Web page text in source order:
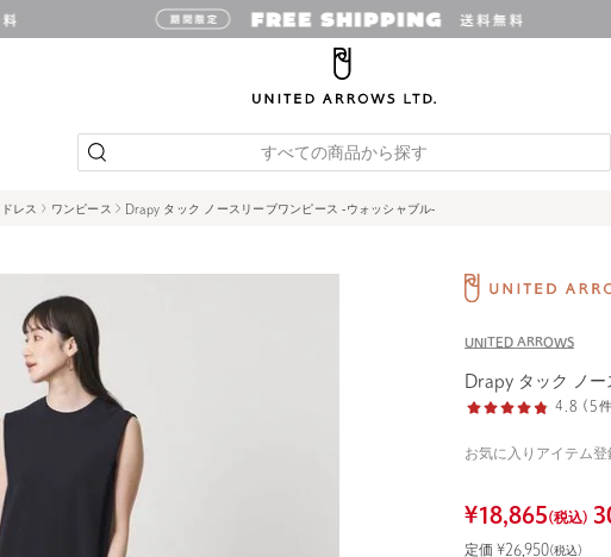
すべての商品から探す
レス ワンピース Drapy タック ノースリーブワンピース ‐ウォッシャブル‐
UNITED ARROWS
Drapy タック ノー
4.8 (5
お気に入りアイテム登
¥18,865(税込)
定価 ¥26,950(税込)